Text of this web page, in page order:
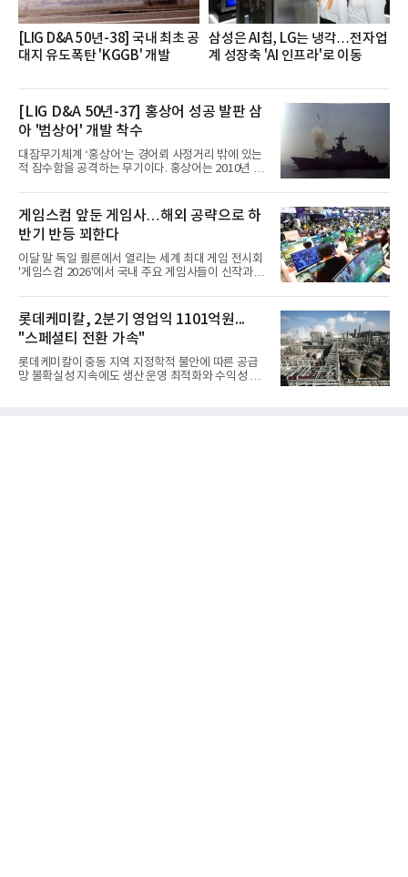
[LIG D&A 50년-38] 국내 최초 공
대지 유도폭탄 'KGGB' 개발
삼성은 AI칩, LG는 냉각…전자업
계 성장축 'AI 인프라'로 이동
[LIG D&A 50년-37] 홍상어 성공 발판 삼
아 '범상어' 개발 착수
대잠무기체계 ‘홍상어’는 경어뢰 사정거리 밖에 있는
적 잠수함을 공격하는 무기이다. 홍상어는 2010년 넥
이뤄졌다. 이후 2012년 한국형 구축함(KDX-1) 이상
의 함정에 실전 배치됐다.그해 7월 해군은 동해상에서
성능 검증을 위해 홍상어 시험발사를 실시했다. 이때
홍상어가 목표 지점에서 입수한 후 표적을 타격하지
못하고 물속에서 멈춰버리는 예상 밖의 일이 벌어졌
다. 2차 품질확인 사격 시험에서도 만족스러운 결과를
얻지 못했다. 완벽한 신뢰성 확보를 위해 LIG넥스원은
분야를
게임스컴 앞둔 게임사…해외 공략으로 하
반기 반등 꾀한다
이달 말 독일 쾰른에서 열리는 세계 최대 게임 전시회
'게임스컴 2026'에서 국내 주요 게임사들이 신작과 글
체별로 엇갈린 가운데 하반기 신작 흥행과 해외 시장
성과가 실적을 좌우할 핵심 변수로 떠오르고 있다.8일
업계에 따르면 올해 상반기 게임업계는 기업별 성적
표가 크게 갈렸다. 대표적으로 크래프톤은 'PUBG: 배
틀그라운드'의 안정적인 성장에 힘입어 상반기 연결
기준 매출 2조6616억원, 영업이익 9725억원으로 역
대 최대 실적을 기록했다. 엔씨도 올해 출시한 '아이온
롯데케미칼, 2분기 영업익 1101억원...
"스페셜티 전환 가속"
롯데케미칼이 중동 지역 지정학적 불안에 따른 공급
망 불확실성 지속에도 생산 운영 최적화와 수익성 중